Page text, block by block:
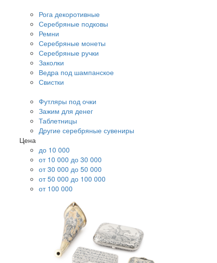
Рога декоротивные
Серебряные подковы
Ремни
Серебряные монеты
Серебряные ручки
Заколки
Ведра под шампанское
Свистки
Футляры под очки
Зажим для денег
Таблетницы
Другие серебряные сувениры
Цена
до 10 000
от 10 000 до 30 000
от 30 000 до 50 000
от 50 000 до 100 000
от 100 000